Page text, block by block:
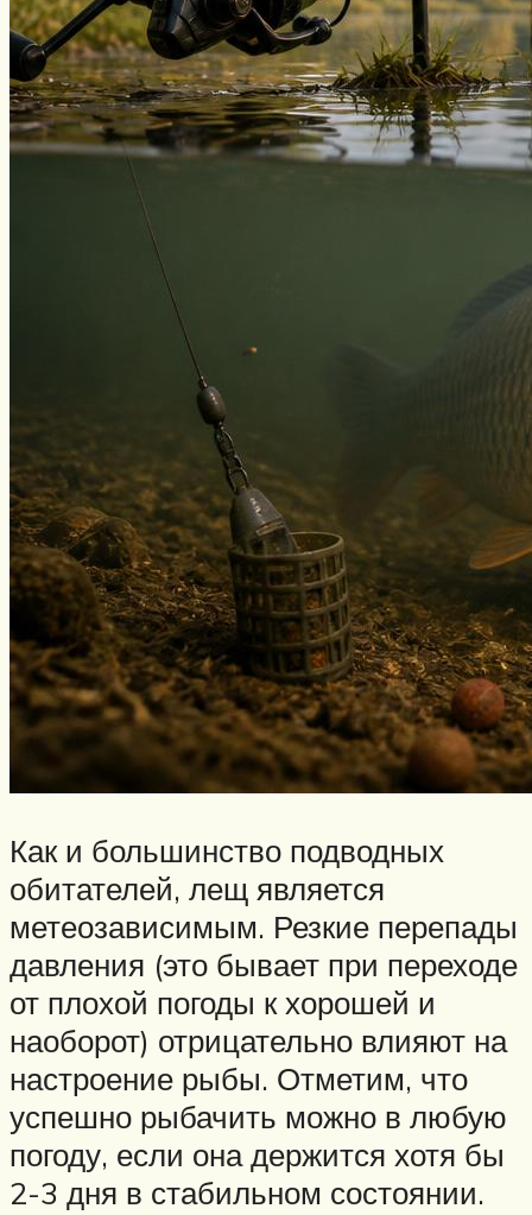
Как и большинство подводных
обитателей, лещ является
метеозависимым. Резкие перепады
давления (это бывает при переходе
от плохой погоды к хорошей и
наоборот) отрицательно влияют на
настроение рыбы. Отметим, что
успешно рыбачить можно в любую
погоду, если она держится хотя бы
2-3 дня в стабильном состоянии.